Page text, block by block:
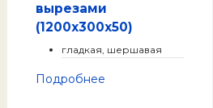
вырезами
(1200х300х50)
гладкая, шершавая
Подробнее